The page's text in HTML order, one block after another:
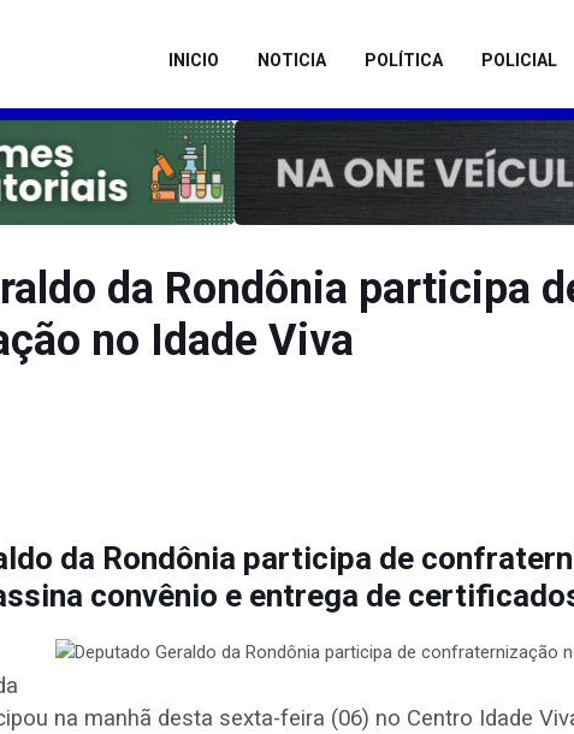
INICIO NOTICIA POLÍTICA POLICIAL
da Rondônia participa
no Idade Viva
da Rondônia participa de
convênio e entrega de
na manhã desta sexta-feira (06) no Centro Idade